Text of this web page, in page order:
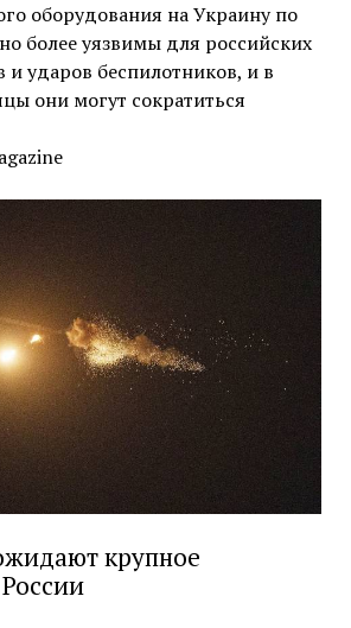
оборудования на Украину по
более уязвимы для российских
и ударов беспилотников, и в
они могут сократиться
крупное